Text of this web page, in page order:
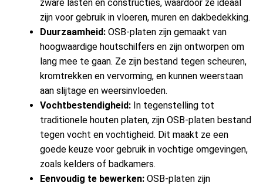
zware lasten en constructies, waardoor ze ideaal
zijn voor gebruik in vloeren, muren en dakbedekking.
Duurzaamheid: OSB-platen zijn gemaakt van
hoogwaardige houtschilfers en zijn ontworpen om
lang mee te gaan. Ze zijn bestand tegen scheuren,
kromtrekken en vervorming, en kunnen weerstaan
aan slijtage en weersinvloeden.
Vochtbestendigheid: In tegenstelling tot
traditionele houten platen, zijn OSB-platen bestand
tegen vocht en vochtigheid. Dit maakt ze een
goede keuze voor gebruik in vochtige omgevingen,
zoals kelders of badkamers.
Eenvoudig te bewerken: OSB-platen zijn